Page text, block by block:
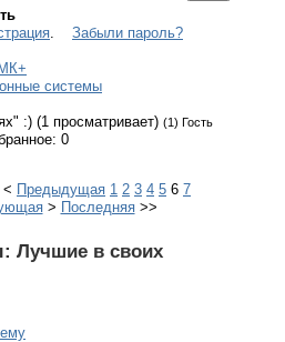
. Забыли пароль?
системы
:) (1 просматривает) (1) Гость
0
< Предыдущая 1 2 3 4 5 6 7
> Последняя>>
Лучшие в своих